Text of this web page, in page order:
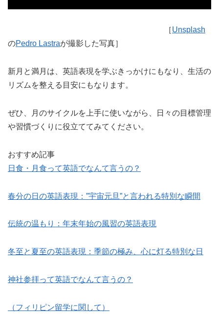
［Unsplash
のPedro Lastraが撮影した写真］
新月と満月は、英語表現を学ぶきっかけにもなり、生活の
リズムを整える目安にもなります。
ぜひ、月のサイクルを上手に使いながら、日々の目標管理
や習慣づくりに役立ててみてください。
おすすめ記事
日食・月食って英語でなんて言うの？
春分の日の英語表現：”宇宙元旦”と言われる特別な瞬間
伝統の温もり：年末年始の風習の英語表現
冬至と夏至の英語表現：季節の極み、心に灯る特別な日
神社参拝って英語でなんて言うの？
（フィリピン留学に関して）